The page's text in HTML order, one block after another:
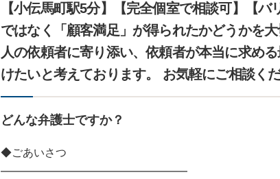
【小伝馬町駅5分】【完全個室で相談可】【バ
ではなく「顧客満足」が得られたかどうかを
人の依頼者に寄り添い、依頼者が本当に求め
けたいと考えております。 お気軽にご相談くだ
どんな弁護士ですか？
◆ごあいさつ
━━━━━━━━━━━━━━━━━